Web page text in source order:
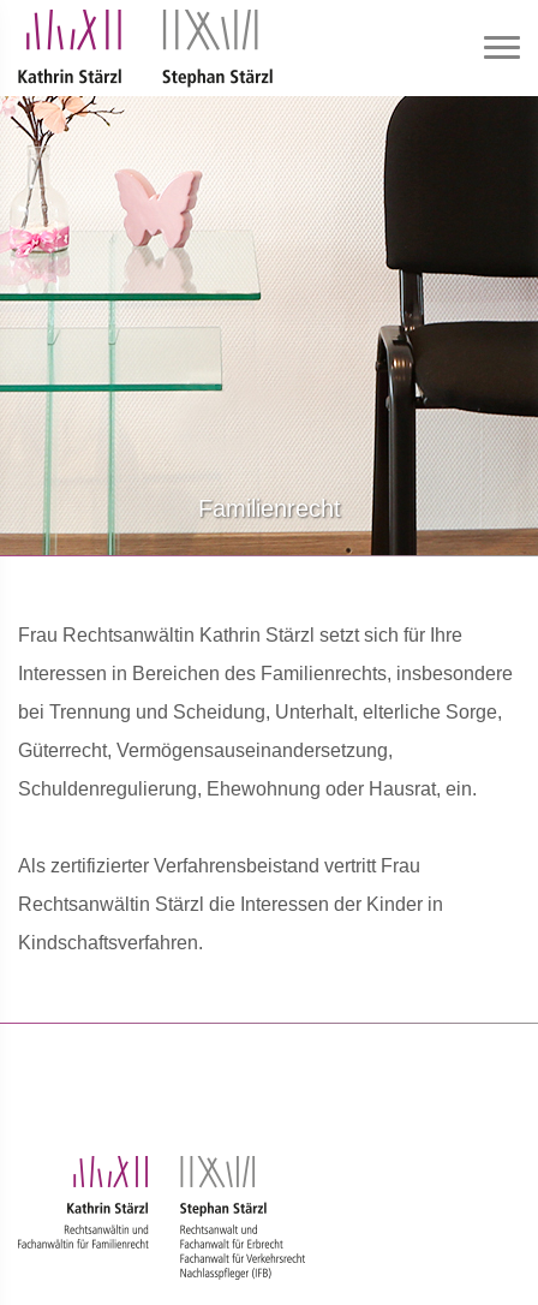
Familienrecht
Frau Rechtsanwältin Kathrin Stärzl setzt sich für Ihre
Interessen in Bereichen des Familienrechts, insbesondere
bei Trennung und Scheidung, Unterhalt, elterliche Sorge,
Güterrecht, Vermögensauseinandersetzung,
Schuldenregulierung, Ehewohnung oder Hausrat, ein.
Als zertifizierter Verfahrensbeistand vertritt Frau
Rechtsanwältin Stärzl die Interessen der Kinder in
Kindschaftsverfahren.